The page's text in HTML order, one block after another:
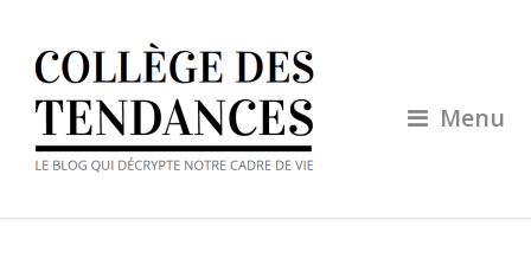
Menu